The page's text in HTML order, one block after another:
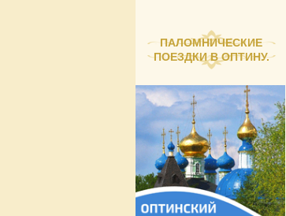
ПАЛОМНИЧЕСКИЕ
ПОЕЗДКИ В ОПТИНУ.